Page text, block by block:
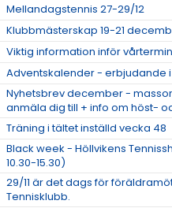
Mellandagstennis 27-29/12
Klubbmästerskap 19-21
Viktig information inför
Adventskalender - erbjudande
Nyhetsbrev december -
anmäla dig till + info om höst-
Träning i tältet inställd vecka 48
Black week - Höllvikens
10.30-15.30)
29/11 är det dags för
Tennisklubb.